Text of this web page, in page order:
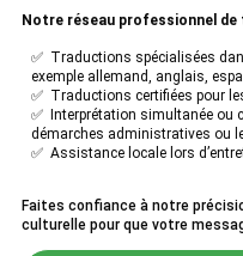
Notre réseau professionnel
✅ Traductions spécialisées
exemple allemand, anglais,
✅ Traductions certifiées pour
✅ Interprétation simultanée ou
démarches administratives ou
✅ Assistance locale lors
Faites confiance à notre
culturelle pour que votre